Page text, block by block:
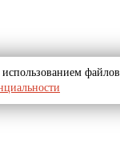
файлов